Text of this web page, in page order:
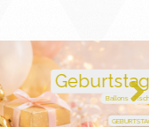
Stil